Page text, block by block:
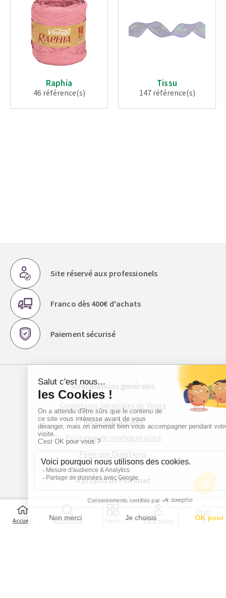
Raphia
46 référence(s)
Tissu
147 référence(s)
Site réservé aux professionels
Franco dès 400€ d'achats
Paiement sécurisé
Informations générales
Conditions Générales de Vente
Mentions légales
Politique de confidentialité
Foire aux Questions
À propos de Florimat
La société
Contactez-nous
Accueil Recherche Connexion
0